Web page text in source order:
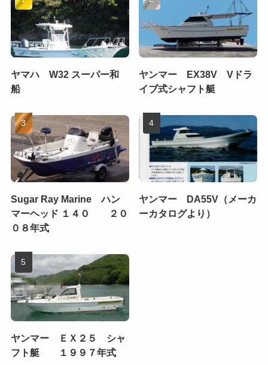
ヤマハ W32 スーパー和
船
ヤンマー EX38V Vドラ
イブ式シャフト艇
Sugar Ray Marine ハン
マーヘッド １４０ ２０
０８年式
ヤンマー DA55V（メーカ
ーカタログより）
ヤンマー ＥＸ２５ シャ
フト艇 １９９７年式